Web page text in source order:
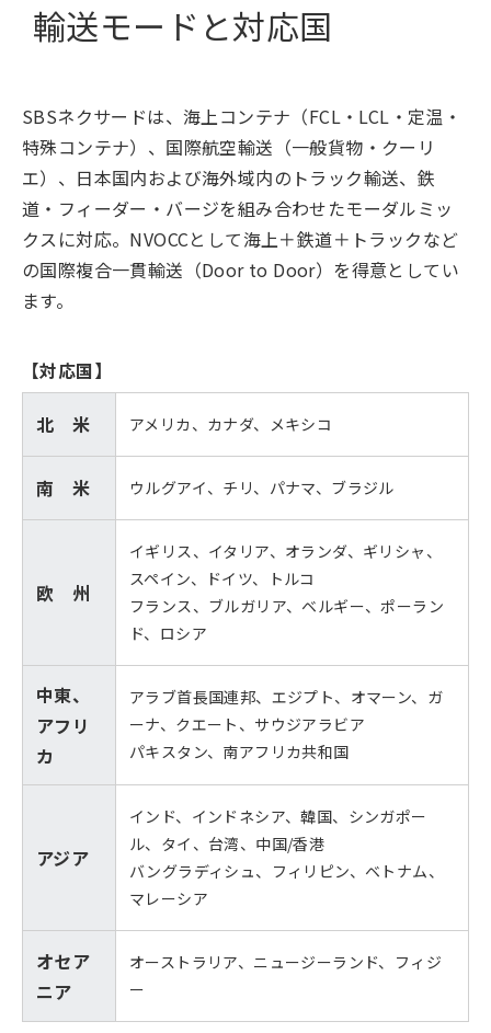
輸送モードと対応国
SBSネクサードは、海上コンテナ（FCL・LCL・定温・
特殊コンテナ）、国際航空輸送（一般貨物・クーリ
エ）、日本国内および海外域内のトラック輸送、鉄
道・フィーダー・バージを組み合わせたモーダルミッ
クスに対応。NVOCCとして海上＋鉄道＋トラックなど
の国際複合一貫輸送（Door to Door）を得意としてい
ます。
【対応国】
北 米 アメリカ、カナダ、メキシコ
南 米 ウルグアイ、チリ、パナマ、ブラジル
欧 州
イギリス、イタリア、オランダ、ギリシャ、
スペイン、ドイツ、トルコ
フランス、ブルガリア、ベルギー、ポーラン
ド、ロシア
中東、
アフリ
カ
アラブ首長国連邦、エジプト、オマーン、ガ
ーナ、クエート、サウジアラビア
パキスタン、南アフリカ共和国
アジア
インド、インドネシア、韓国、シンガポー
ル、タイ、台湾、中国/香港
バングラディシュ、フィリピン、ベトナム、
マレーシア
オセア
ニア
オーストラリア、ニュージーランド、フィジ
ー